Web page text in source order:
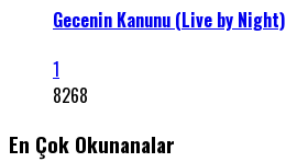
Gecenin Kanunu (Live by Night)
1
8268
En Çok Okunanalar